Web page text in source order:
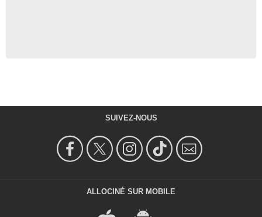
SUIVEZ-NOUS
ALLOCINÉ SUR MOBILE